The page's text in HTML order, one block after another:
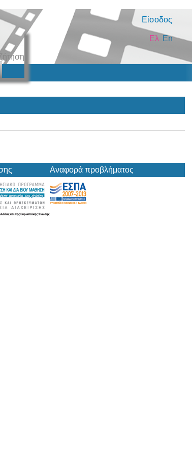
Είσοδος
En
Ελ
Αναφορά προβλήματος